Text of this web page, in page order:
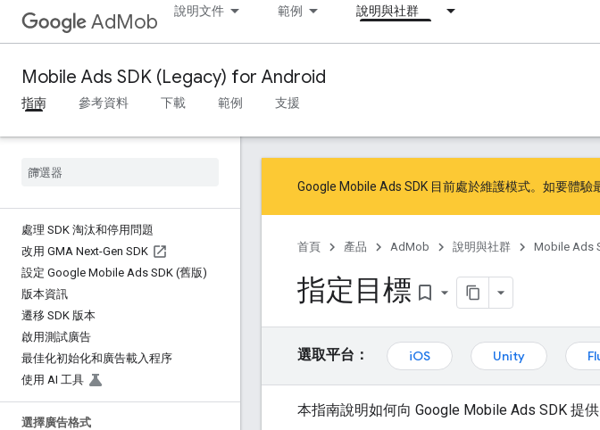
AdMob 說明文件 範例 說明與社群
Mobile Ads SDK (Legacy) for Android
指南 參考資料 下載 範例 支援
處理 SDK 淘汰和停用問題
改用 GMA Next-Gen SDK
設定 Google Mobile Ads SDK (舊版)
版本資訊
遷移 SDK 版本
啟用測試廣告
最佳化初始化和廣告載入程序
使用 AI 工具
選擇廣告格式
Google Mobile Ads SDK 目前處於維護模式。如要體
首頁 產品 AdMob 說明與社群 Mobile Ads
指定目標 bookmark_border
選取平台： iOS Unity
本指南說明如何向 Google Mobile Ads SDK 提供